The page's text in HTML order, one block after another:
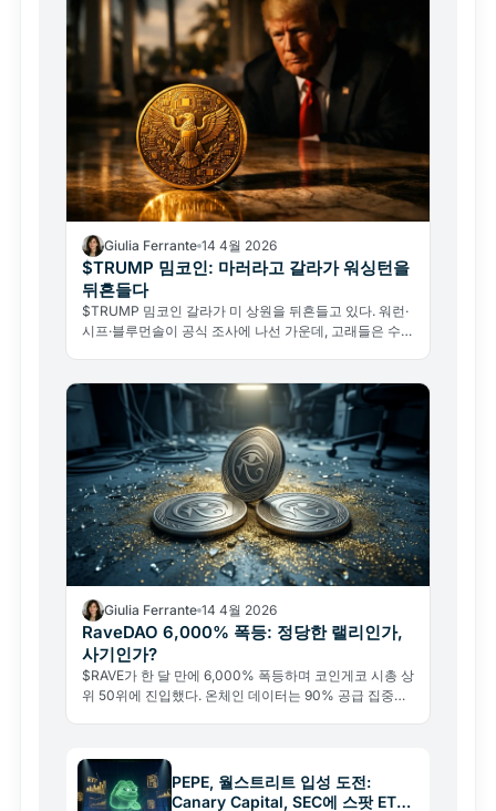
Giulia Ferrante 14 4월 2026
$TRUMP 밈코인: 마러라고 갈라가 워싱턴을
뒤흔들다
$TRUMP 밈코인 갈라가 미 상원을 뒤흔들고 있다. 워런·
시프·블루먼솔이 공식 조사에 나선 가운데, 고래들은 수백
Giulia Ferrante 14 4월 2026
RaveDAO 6,000% 폭등: 정당한 랠리인가,
사기인가?
$RAVE가 한 달 만에 6,000% 폭등하며 코인게코 시총 상
위 50위에 진입했다. 온체인 데이터는 90% 공급 집중과
PEPE, 월스트리트 입성 도전:
Canary Capital, SEC에 스팟 ETF